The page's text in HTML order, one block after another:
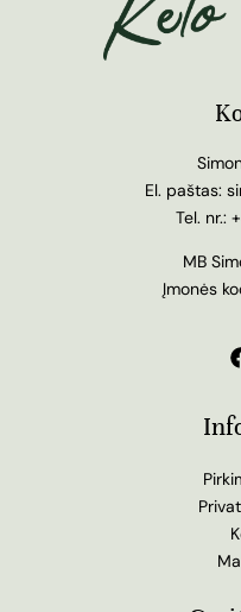
El. paštas:
Tel. nr.:
MB
Įmonės